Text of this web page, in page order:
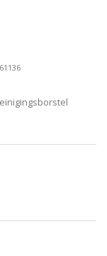
reinigingsborstel